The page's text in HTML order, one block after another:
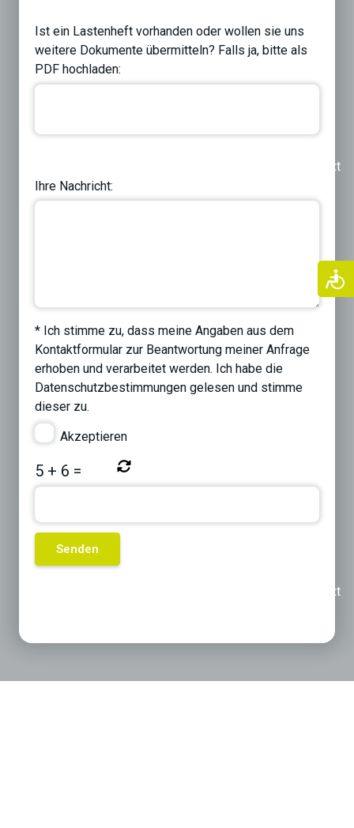
Ist ein Lastenheft vorhanden oder wollen sie uns
weitere Dokumente übermitteln? Falls ja, bitte als
PDF hochladen:
Next
Ihre Nachricht:
* Ich stimme zu, dass meine Angaben aus dem
Kontaktformular zur Beantwortung meiner Anfrage
erhoben und verarbeitet werden. Ich habe die
Datenschutzbestimmungen gelesen und stimme
dieser zu.
Akzeptieren
5 + 6 =
Next